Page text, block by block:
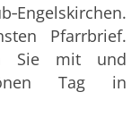
Pfarrbrief.
Sie mit und
Tag in